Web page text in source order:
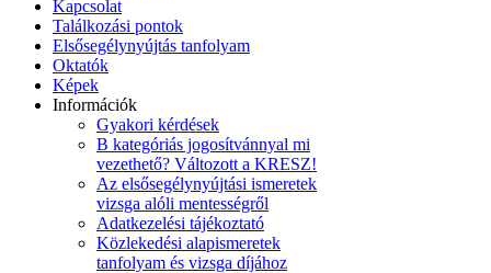
Kapcsolat
Találkozási pontok
Elsősegélynyújtás tanfolyam
Oktatók
Képek
Információk
Gyakori kérdések
B kategóriás jogosítvánnyal mi
vezethető? Változott a KRESZ!
Az elsősegélynyújtási ismeretek
vizsga alóli mentességről
Adatkezelési tájékoztató
Közlekedési alapismeretek
tanfolyam és vizsga díjához